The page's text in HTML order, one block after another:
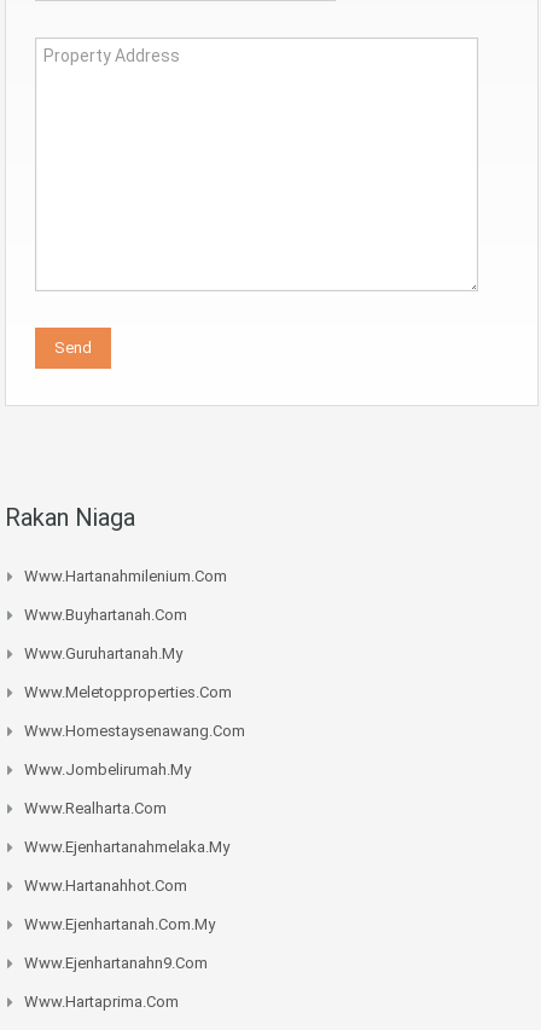
Rakan Niaga
Www.hartanahmilenium.com
Www.buyhartanah.com
Www.guruhartanah.my
Www.meletopproperties.com
Www.homestaysenawang.com
Www.jombelirumah.my
Www.realharta.com
Www.ejenhartanahmelaka.my
Www.hartanahhot.com
Www.ejenhartanah.com.my
Www.ejenhartanahn9.com
Www.hartaprima.com